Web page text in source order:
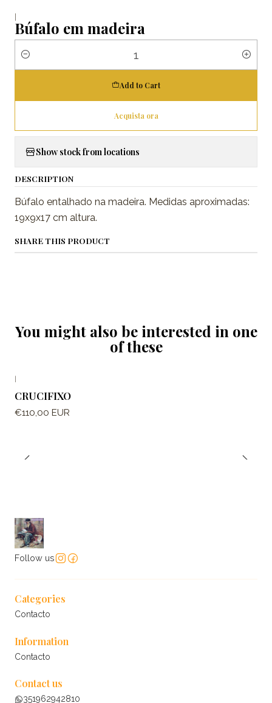
|
Búfalo em madeira
Quantity
Add to Cart
Acquista ora
Show stock from locations
DESCRIPTION
Búfalo entalhado na madeira. Medidas aproximadas:
19x9x17 cm altura.
SHARE THIS PRODUCT
You might also be interested in one
of these
|
CRUCIFIXO
€110,00 EUR
Follow us
Categories
Contacto
Information
Contacto
Contact us
351962942810